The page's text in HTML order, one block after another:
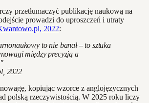
przetłumaczyć publikację naukową na
prowadzi do uproszczeń i utraty
2022:
to nie banał – to sztuka
między precyzją a
2022
kopiując wzorce z anglojęzycznych
polską rzeczywistością. W 2025 roku liczy